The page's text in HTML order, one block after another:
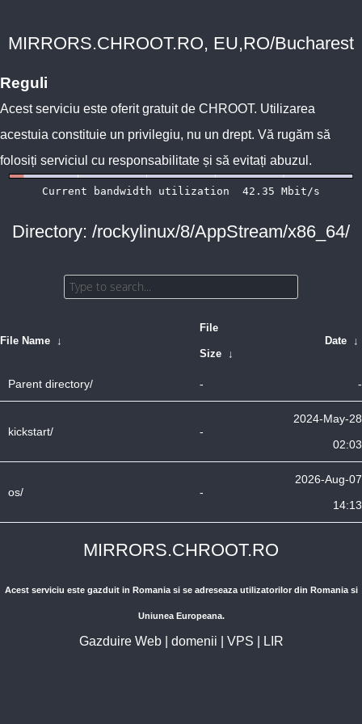
MIRRORS.CHROOT.RO, EU,RO/Bucharest
Reguli
Acest serviciu este oferit gratuit de CHROOT. Utilizarea
acestuia constituie un privilegiu, nu un drept. Vă rugăm să
folosiți serviciul cu responsabilitate și să evitați abuzul.
Directory: /rockylinux/8/AppStream/x86_64/
File Name ↓
File
Size ↓
Date ↓
Parent directory/ - -
kickstart/ -
2024-May-28
02:03
os/ -
2026-Aug-07
14:13
MIRRORS.CHROOT.RO
Acest serviciu este gazduit in Romania si se adreseaza utilizatorilor din Romania si
Uniunea Europeana.
Gazduire Web| domenii VPS LIR